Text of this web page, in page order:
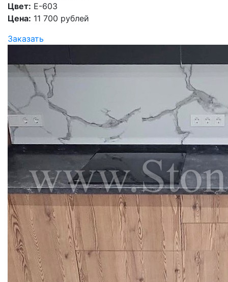
Цвет: E-603
Цена: 11 700 рублей
Заказать